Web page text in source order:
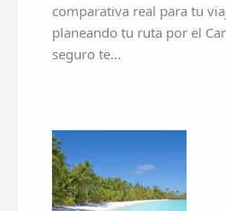
comparativa real para tu
planeando tu ruta por el
seguro te…